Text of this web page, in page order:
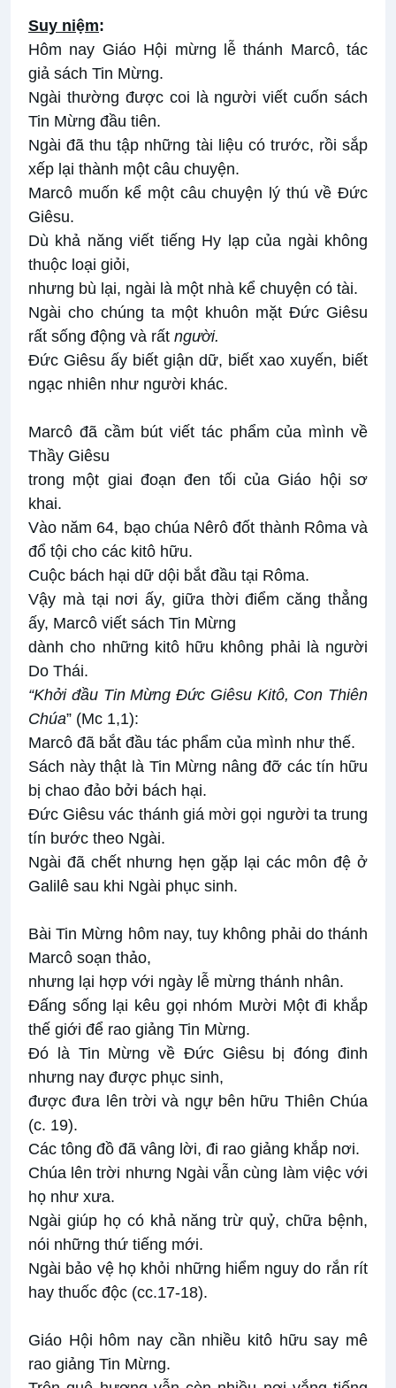
Suy niệm:
Hôm nay Giáo Hội mừng lễ thánh Marcô, tác
giả sách Tin Mừng.
Ngài thường được coi là người viết cuốn sách
Tin Mừng đầu tiên.
Ngài đã thu tập những tài liệu có trước, rồi sắp
xếp lại thành một câu chuyện.
Marcô muốn kể một câu chuyện lý thú về Đức
Giêsu.
Dù khả năng viết tiếng Hy lạp của ngài không
thuộc loại giỏi,
nhưng bù lại, ngài là một nhà kể chuyện có tài.
Ngài cho chúng ta một khuôn mặt Đức Giêsu
rất sống động và rất người.
Đức Giêsu ấy biết giận dữ, biết xao xuyến, biết
ngạc nhiên như người khác.
Marcô đã cầm bút viết tác phẩm của mình về
Thầy Giêsu
trong một giai đoạn đen tối của Giáo hội sơ
khai.
Vào năm 64, bạo chúa Nêrô đốt thành Rôma và
đổ tội cho các kitô hữu.
Cuộc bách hại dữ dội bắt đầu tại Rôma.
Vậy mà tại nơi ấy, giữa thời điểm căng thẳng
ấy, Marcô viết sách Tin Mừng
dành cho những kitô hữu không phải là người
Do Thái.
“Khởi đầu Tin Mừng Đức Giêsu Kitô, Con Thiên
Chúa” (Mc 1,1):
Marcô đã bắt đầu tác phẩm của mình như thế.
Sách này thật là Tin Mừng nâng đỡ các tín hữu
bị chao đảo bởi bách hại.
Đức Giêsu vác thánh giá mời gọi người ta trung
tín bước theo Ngài.
Ngài đã chết nhưng hẹn gặp lại các môn đệ ở
Galilê sau khi Ngài phục sinh.
Bài Tin Mừng hôm nay, tuy không phải do thánh
Marcô soạn thảo,
nhưng lại hợp với ngày lễ mừng thánh nhân.
Đấng sống lại kêu gọi nhóm Mười Một đi khắp
thế giới để rao giảng Tin Mừng.
Đó là Tin Mừng về Đức Giêsu bị đóng đinh
nhưng nay được phục sinh,
được đưa lên trời và ngự bên hữu Thiên Chúa
(c. 19).
Các tông đồ đã vâng lời, đi rao giảng khắp nơi.
Chúa lên trời nhưng Ngài vẫn cùng làm việc với
họ như xưa.
Ngài giúp họ có khả năng trừ quỷ, chữa bệnh,
nói những thứ tiếng mới.
Ngài bảo vệ họ khỏi những hiểm nguy do rắn rít
hay thuốc độc (cc.17-18).
Giáo Hội hôm nay cần nhiều kitô hữu say mê
rao giảng Tin Mừng.